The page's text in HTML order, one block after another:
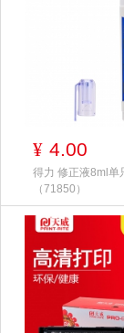
¥ 4.00
得力 修正液8ml单
（71850）